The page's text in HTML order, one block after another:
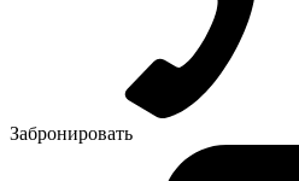
Забронировать